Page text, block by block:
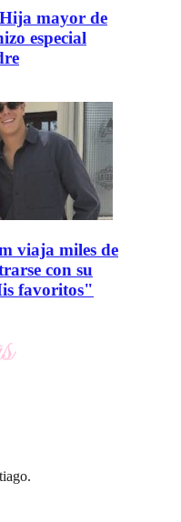
mayor de
especial
viaja miles de
con su
favoritos"